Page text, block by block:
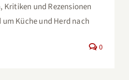
Kritiken und Rezensionen
um Küche und Herd nach
0